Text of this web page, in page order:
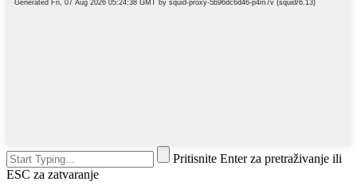
Pritisnite Enter za pretraživanje ili
ESC za zatvaranje